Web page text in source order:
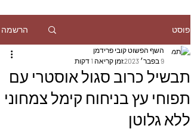
פוסט הרשמה
תבשיל כרוב סגול אוסטרי עם
תפוחי עץ בניחוח קימל צמחוני
ללא גלוטן
השף הפשוט קובי פרידמן
9 בפבר׳ 2023
זמן קריאה 1 דקות